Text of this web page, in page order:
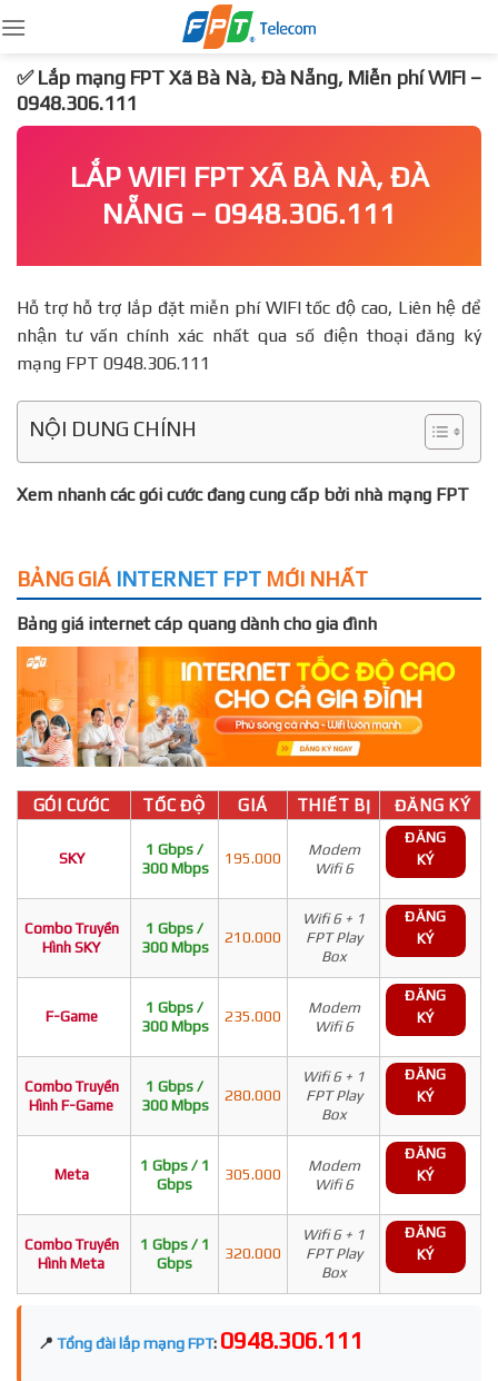
to
content
✅ Lắp mạng FPT Xã Bà Nà, Đà Nẵng, Miễn phí WIFI –
0948.306.111
LẮP WIFI FPT XÃ BÀ NÀ, ĐÀ
NẴNG – 0948.306.111
Hỗ trợ hỗ trợ lắp đặt miễn phí WIFI tốc độ cao, Liên hệ để
nhận tư vấn chính xác nhất qua số điện thoại đăng ký
mạng FPT 0948.306.111
NỘI DUNG CHÍNH
Xem nhanh các gói cước đang cung cấp bởi nhà mạng FPT
BẢNG GIÁ INTERNET FPT MỚI NHẤT
Bảng giá internet cáp quang dành cho gia đình
GÓI CƯỚC TỐC ĐỘ GIÁ THIẾT BỊ ĐĂNG KÝ
SKY
1 Gbps /
300 Mbps
195.000
Modem
Wifi 6
ĐĂNG
KÝ
Combo Truyền
Hình SKY
1 Gbps /
300 Mbps
210.000
Wifi 6 + 1
FPT Play
Box
ĐĂNG
KÝ
F-Game
1 Gbps /
300 Mbps
235.000
Modem
Wifi 6
ĐĂNG
KÝ
Combo Truyền
Hình F-Game
1 Gbps /
300 Mbps
280.000
Wifi 6 + 1
FPT Play
Box
ĐĂNG
KÝ
Meta
1 Gbps / 1
Gbps
305.000
Modem
Wifi 6
ĐĂNG
KÝ
Combo Truyền
Hình Meta
1 Gbps / 1
Gbps
320.000
Wifi 6 + 1
FPT Play
Box
ĐĂNG
KÝ
📍 Tổng đài lắp mạng FPT: 0948.306.111